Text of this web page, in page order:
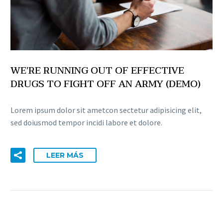
WE’RE RUNNING OUT OF EFFECTIVE
DRUGS TO FIGHT OFF AN ARMY (DEMO)
Lorem ipsum dolor sit ametcon sectetur adipisicing elit,
sed doiusmod tempor incidi labore et dolore.
LEER MÁS